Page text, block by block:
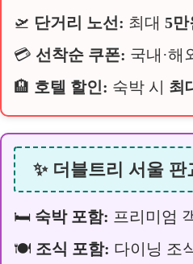
🛫 단거리 노선: 최대 5만
💳 선착순 쿠폰: 국내·해
🏨 호텔 할인: 숙박 시 최
✨ 더블트리 서울 판
🛏️ 숙박 포함: 프리미엄
🍽️ 조식 포함: 다이닝 조